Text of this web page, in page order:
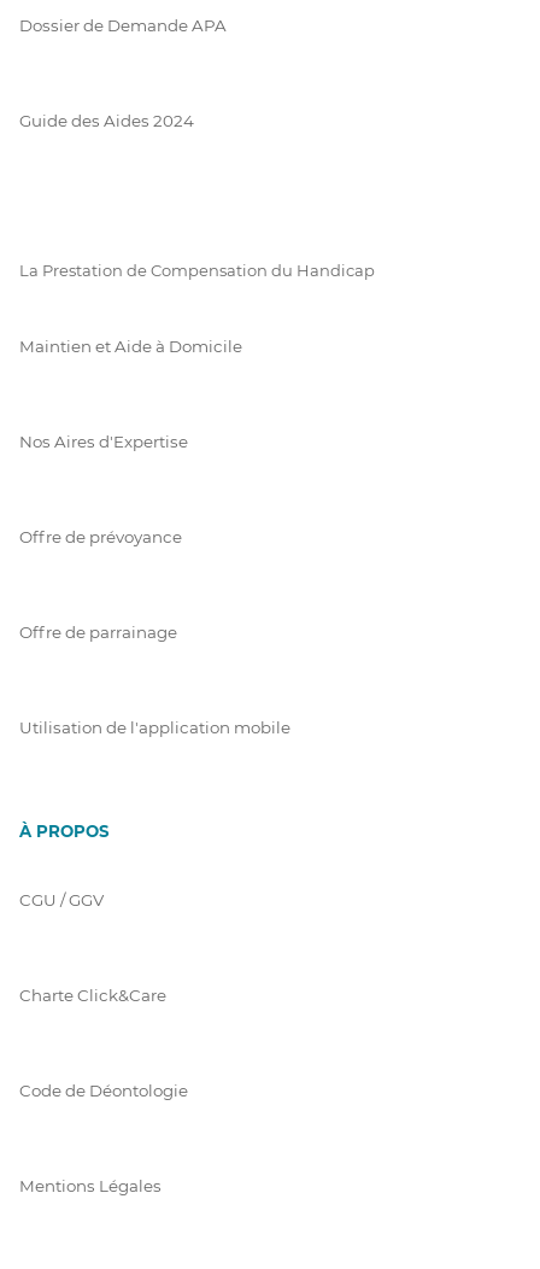
Dossier de Demande APA
Guide des Aides 2024
La Prestation de Compensation du Handicap
Maintien et Aide à Domicile
Nos Aires d'Expertise
Offre de prévoyance
Offre de parrainage
Utilisation de l'application mobile
À PROPOS
CGU / GGV
Charte Click&Care
Code de Déontologie
Mentions Légales